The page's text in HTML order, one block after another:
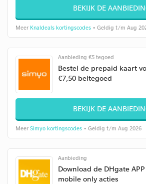
BEKIJK DE
Meer Knaldeals kortingscodes • Geldig t/m Aug
Aanbieding €5 tegoed
Bestel de prepaid kaart
€7,50 beltegoed
BEKIJK DE
Meer Simyo kortingscodes • Geldig t/m Aug 2026
Aanbieding
Download de DHgate
mobile only acties